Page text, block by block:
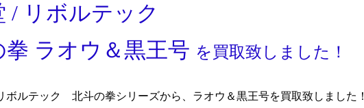
/ リボルテック
拳 ラオウ＆黒王号 を買取致しました！
ルテック 北斗の拳シリーズから、ラオウ＆黒王号を買取致しました！